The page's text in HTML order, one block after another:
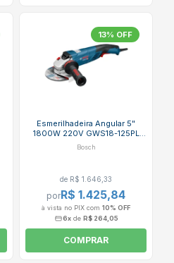
13% OFF
Esmerilhadeira Angular 5"
1800W 220V GWS18-125PL
BOSCH
Bosch
de R$ 1.646,33
porR$ 1.425,84
à vista no PIX com 10% OFF
6xde R$ 264,05
COMPRAR